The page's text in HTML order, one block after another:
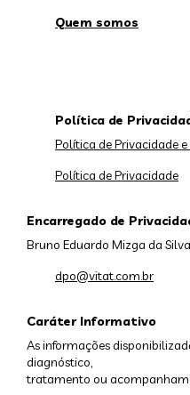
Quem somos
Caráter Informativo
As informações
diagnóstico,
tratamento ou
Política de
Política de Privacidade
Política de Privacidade
Encarregado de
Bruno Eduardo Mizga da Silva
dpo@vitat.com.br